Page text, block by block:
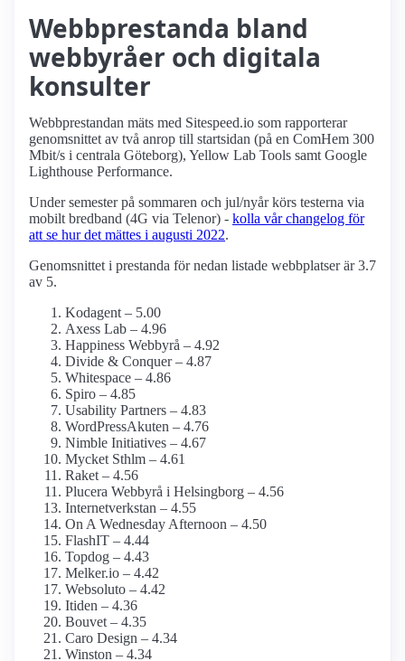
Webbprestanda bland
webbyråer och digitala
konsulter
Webbprestandan mäts med Sitespeed.io som rapporterar
genomsnittet av två anrop till startsidan (på en ComHem 300
Mbit/s i centrala Göteborg), Yellow Lab Tools samt Google
Lighthouse Performance.
Under semester på sommaren och jul/nyår körs testerna via
mobilt bredband (4G via Telenor) - kolla vår changelog för
att se hur det mättes i augusti 2022.
Genomsnittet i prestanda för nedan listade webbplatser är 3.7
av 5.
Kodagent – 5.00
Axess Lab – 4.96
Happiness Webbyrå – 4.92
Divide & Conquer – 4.87
Whitespace – 4.86
Spiro – 4.85
Usability Partners – 4.83
WordPressAkuten – 4.76
Nimble Initiatives – 4.67
Mycket Sthlm – 4.61
Raket – 4.56
Plucera Webbyrå i Helsingborg – 4.56
Internetverkstan – 4.55
On A Wednesday Afternoon – 4.50
FlashIT – 4.44
Topdog – 4.43
Melker.io – 4.42
Websoluto – 4.42
Itiden – 4.36
Bouvet – 4.35
Caro Design – 4.34
Winston – 4.34